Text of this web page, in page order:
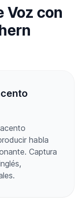
Voz con
habla
Captura